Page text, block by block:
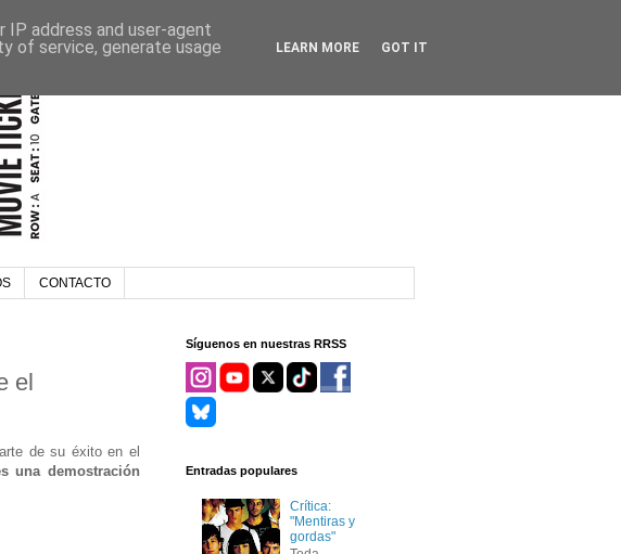
CONTACTO
el
de su éxito en el
una demostración
Síguenos en nuestras RRSS
Entradas populares
Crítica:
"Mentiras y
gordas"
address and user-agent
of service, generate usage
LEARN MORE GOT IT